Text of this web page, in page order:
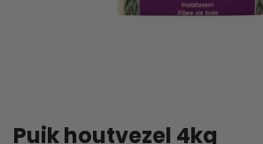
Puik houtvezel 4kg